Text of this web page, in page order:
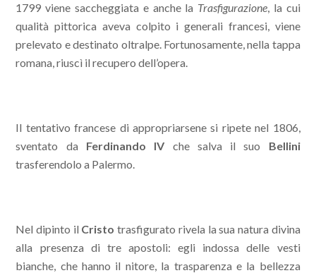
1799 viene saccheggiata e anche la Trasfigurazione, la cui
qualità pittorica aveva colpito i generali francesi, viene
prelevato e destinato oltralpe. Fortunosamente, nella tappa
romana, riuscì il recupero dell’opera.
Il tentativo francese di appropriarsene si ripete nel 1806,
sventato da Ferdinando IV che salva il suo Bellini
trasferendolo a Palermo.
Nel dipinto il Cristo trasfigurato rivela la sua natura divina
alla presenza di tre apostoli: egli indossa delle vesti
bianche, che hanno il nitore, la trasparenza e la bellezza